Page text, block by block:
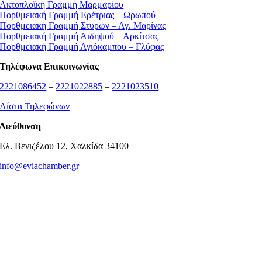
Ακτοπλοϊκή Γραμμή Μαρμαρίου
Πορθμειακή Γραμμή Ερέτριας – Ωρωπού
Πορθμειακή Γραμμή Στυρών – Αγ. Μαρίνας
Πορθμειακή Γραμμή Αιδηψού – Αρκίτσας
Πορθμειακή Γραμμή Αγιόκαμπου – Γλύφας
Τηλέφωνα Επικοινωνίας
2221086452 – 2221022885 – 2221023510
Λίστα Τηλεφώνων
Διεύθυνση
Ελ. Βενιζέλου 12, Χαλκίδα 34100
info@eviachamber.gr